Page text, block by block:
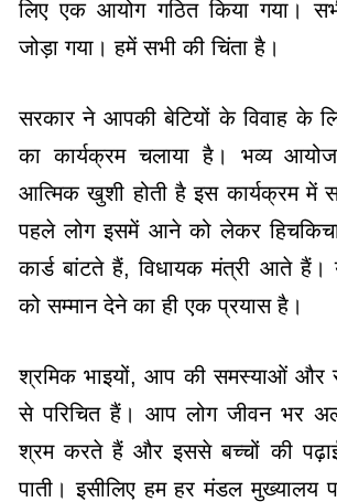
लिए एक आयोग गठित किया गया।
जोड़ा गया। हमें सभी की चिंता है।
सरकार ने आपकी बेटियों के विवाह के
का कार्यक्रम चलाया है। भव्य
आत्मिक खुशी होती है इस कार्यक्रम में
पहले लोग इसमें आने को लेकर
कार्ड बांटते हैं, विधायक मंत्री आते
को सम्मान देने का ही एक प्रयास है।
श्रमिक भाइयों, आप की समस्याओं और
से परिचित हैं। आप लोग जीवन भर
श्रम करते हैं और इससे बच्चों की
पाती। इसीलिए हम हर मंडल मुख्यालय